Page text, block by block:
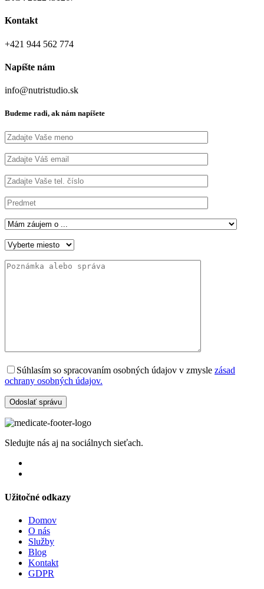
Kontakt
+421 944 562 774
Napíšte nám
info@nutristudio.sk
Budeme radi, ak nám napíšete
Súhlasím so spracovaním osobných údajov v zmysle zásad
ochrany osobných údajov.
Sledujte nás aj na sociálnych sieťach.
Užitočné odkazy
Domov
O nás
Služby
Blog
Kontakt
GDPR